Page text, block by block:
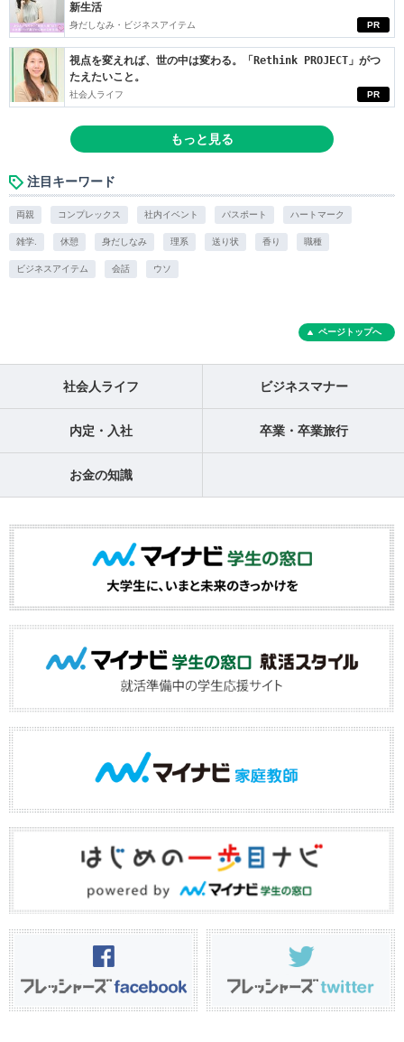
PR
新生活
身だしなみ・ビジネスアイテム
PR
視点を変えれば、世の中は変わる。「Rethink PROJECT」がつ
たえたいこと。
社会人ライフ
もっと見る
注目キーワード
両親 コンプレックス 社内イベント パスポート ハートマーク
雑学. 休憩 身だしなみ 理系 送り状 香り 職種
ビジネスアイテム 会話 ウソ
ページトップへ
社会人ライフ ビジネスマナー
内定・入社 卒業・卒業旅行
お金の知識